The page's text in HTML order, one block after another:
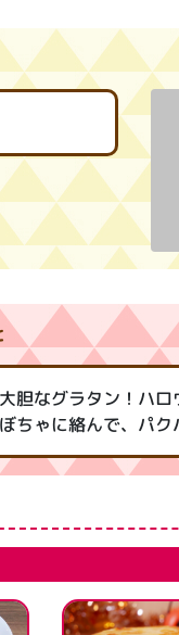
胆なグラタン！ハ
ちゃに絡んで、パ